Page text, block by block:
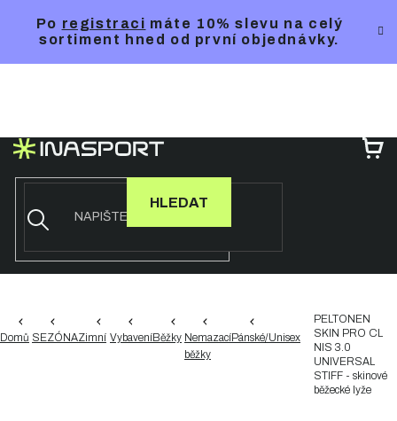
Po registraci máte 10% slevu na celý
sortiment hned od první objednávky.
HLEDAT
Domů SEZÓNAZimní VybaveníBěžky Nemazací
běžky
Pánské/Unisex
PELTONEN
SKIN PRO CL
NIS 3.0
UNIVERSAL
STIFF - skinové
běžecké lyže